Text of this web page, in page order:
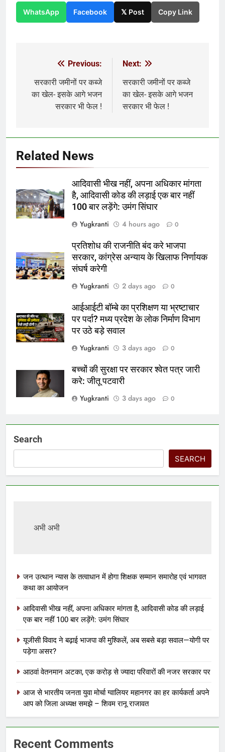
WhatsApp Facebook 𝕏 Post Copy Link
navigation
Previous:
सरकारी जमीनों पर कब्जे
का खेल- इसके आगे भजन
सरकार भी फेल !
Next:
सरकारी जमीनों पर कब्जे
का खेल- इसके आगे भजन
सरकार भी फेल !
Related News
आदिवासी भीख नहीं, अपना अधिकार मांगता
है, आदिवासी कोड की लड़ाई एक बार नहीं
100 बार लड़ेंगे: उमंग सिंघार
Yugkranti
4 hours ago 0
प्रतिशोध की राजनीति बंद करे भाजपा
सरकार, कांग्रेस अन्याय के खिलाफ निर्णायक
संघर्ष करेगी
Yugkranti
2 days ago 0
आईआईटी बॉम्बे का प्रशिक्षण या भ्रष्टाचार
पर पर्दा? मध्य प्रदेश के लोक निर्माण विभाग
पर उठे बड़े सवाल
Yugkranti
3 days ago 0
बच्चों की सुरक्षा पर सरकार श्वेत पत्र जारी
करे: जीतू पटवारी
Yugkranti
3 days ago 0
Search
SEARCH
अभी अभी
जन उत्थान न्यास के तत्वाधान में होगा शिक्षक सम्मान समारोह एवं भागवत
कथा का आयोजन
आदिवासी भीख नहीं, अपना अधिकार मांगता है, आदिवासी कोड की लड़ाई
एक बार नहीं 100 बार लड़ेंगे: उमंग सिंघार
यूजीसी विवाद ने बढ़ाई भाजपा की मुश्किलें, अब सबसे बड़ा सवाल—योगी पर
पड़ेगा असर?
आठवां वेतनमान अटका, एक करोड़ से ज्यादा परिवारों की नजर सरकार पर
आज से भारतीय जनता युवा मोर्चा ग्वालियर महानगर का हर कार्यकर्ता अपने
आप को जिला अध्यक्ष समझे – शिवम रानू राजावत
Recent Comments